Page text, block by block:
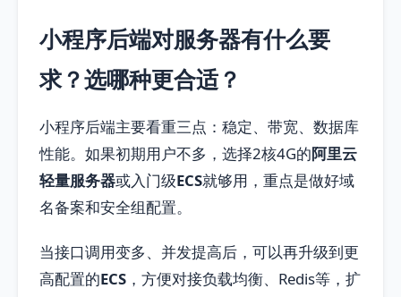
小程序后端对服务器有什么要
求？选哪种更合适？
小程序后端主要看重三点：稳定、带宽、数据库
性能。如果初期用户不多，选择2核4G的阿里云
轻量服务器或入门级ECS就够用，重点是做好域
名备案和安全组配置。
当接口调用变多、并发提高后，可以再升级到更
高配置的ECS ，方便对接负载均衡、Redis等，扩